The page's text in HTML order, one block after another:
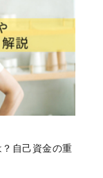
自己資金の重